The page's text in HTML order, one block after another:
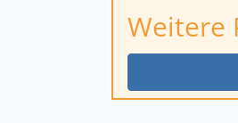
Weitere